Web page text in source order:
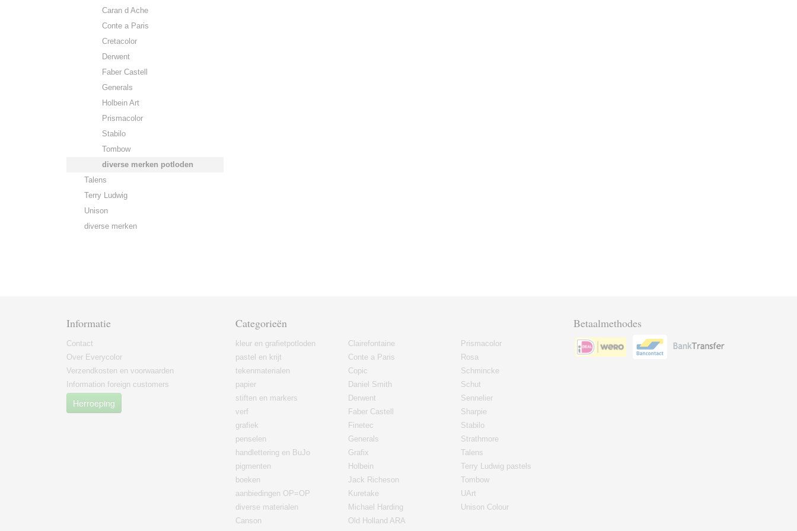
Caran d Ache
Conte a Paris
Cretacolor
Derwent
Faber Castell
Generals
Holbein Art
Prismacolor
Stabilo
Tombow
diverse merken potloden
Talens
Terry Ludwig
Unison
diverse merken
Informatie
Contact
Over Everycolor
Verzendkosten en voorwaarden
Information foreign customers
Herroeping
Categorieën
kleur en grafietpotloden
pastel en krijt
tekenmaterialen
papier
stiften en markers
verf
grafiek
penselen
handlettering en BuJo
pigmenten
boeken
aanbiedingen OP=OP
diverse materialen
Canson
Clairefontaine
Conte a Paris
Copic
Daniel Smith
Derwent
Faber Castell
Finetec
Generals
Grafix
Holbein
Jack Richeson
Kuretake
Michael Harding
Old Holland ARA
Prismacolor
Rosa
Schmincke
Schut
Sennelier
Sharpie
Stabilo
Strathmore
Talens
Terry Ludwig pastels
Tombow
UArt
Unison Colour
Betaalmethodes